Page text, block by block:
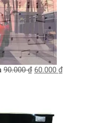
90.000₫ 60.000 ₫